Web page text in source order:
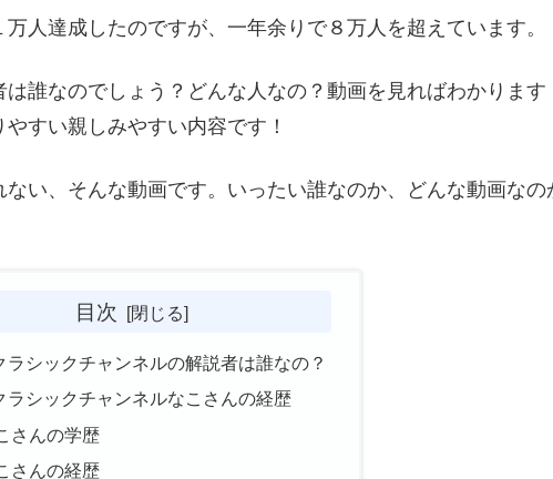
人達成したのですが、一年余りで８万人を超えています。
誰なのでしょう？どんな人なの？動画を見ればわかります
すい親しみやすい内容です！
い、そんな動画です。いったい誰なのか、どんな動画なの
目次
ラシックチャンネルの解説者は誰なの？
ラシックチャンネルなこさんの経歴
さんの学歴
さんの経歴